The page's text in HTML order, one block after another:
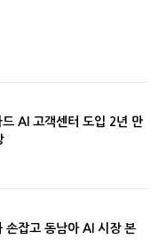
AI 고객센터 도입 2년 만
손잡고 동남아 AI 시장 본